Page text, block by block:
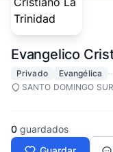
Evangelico
Privado Evangélica ··
SANTO DOMINGO
0 guardados